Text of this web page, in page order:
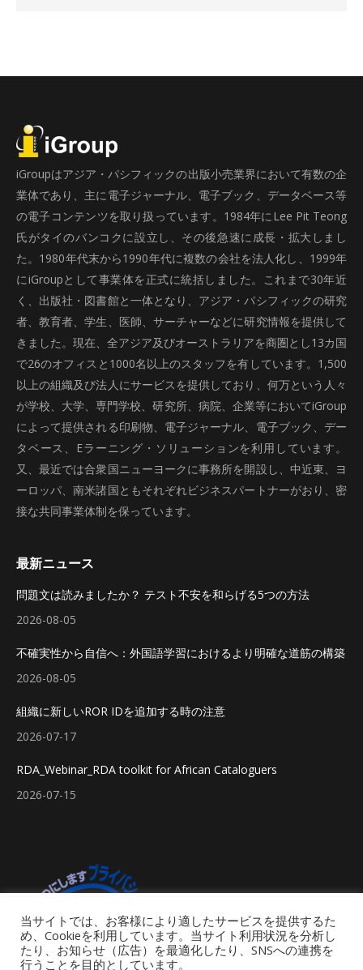
iGroupはアジア・パシフィックの出版小売業界において有数の企
業体であり、主に電子ジャーナル、電子ブック、データベース等
の電子コンテンツを取り扱っています。1984年にLee Pit Teong
氏がタイのバンコクに設立し、その後急速に成長・拡大しまし
た。1980年代末から1990年代に複数の会社を法人化し、1999年
にiGroupとして事業体を正式に統括しました。これまで30年近
く、出版社・図書館と一体となり、アジア・パシフィックの研究
者、教育者、学生、医師、サーチャーなどに研究情報を提供して
きました。現在、全アジア及びオーストラリアを商圏とし13カ国
で26のオフィスと1000名以上のスタッフを有しています。1,500
以上の組織及び法人にサービスを提供しており、何万という人々
が学校、大学、専門学校、研究所、病院、企業等においてiGroup
によって提供される印刷物、電子ジャーナル、電子ブック、デー
タベース、Eラーニング・ソリューションを利用しています。
又、最近では合衆国ニューヨークに事務所を開設し、中近東、ヨ
ーロッパ、南米諸国ともそれぞれビジネスパートナーがおり、密
接な共同事業体制を保っています。
最新ニュース
問題文は読みましたか？ テスト不安を和らげる5つの方法
2026-08-05
不確実性から自信へ：外国語学習におけるより明確な道筋の構築
2026-08-05
組織に新しいROR IDを追加する時の注意
2026-07-17
RDA_Webinar_RDA toolkit for African Cataloguers
2026-07-15
当サイトでは、お客様により適したサービスを提供するた
め、Cookieを利用しています。当サイト利用状況を分析し
たり、お知らせ（広告）を最適化したり、SNSへの連携を
行うことを目的としています。